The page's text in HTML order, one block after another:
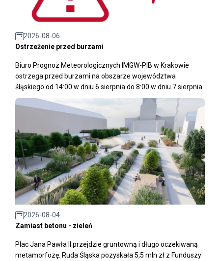
2026-08-06
Ostrzeżenie przed burzami
Biuro Prognoz Meteorologicznych IMGW-PIB w Krakowie
ostrzega przed burzami na obszarze województwa
śląskiego od 14:00 w dniu 6 sierpnia do 8:00 w dniu 7 sierpnia.
2026-08-04
Zamiast betonu - zieleń
Plac Jana Pawła II przejdzie gruntowną i długo oczekiwaną
metamorfozę. Ruda Śląska pozyskała 5,5 mln zł z Funduszy